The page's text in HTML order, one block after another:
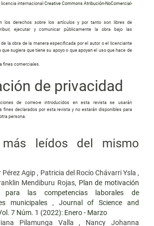
internacionalCreative Commons Atribución-NoComercial-
los derechos sobre los artículos y por tanto son libres de
ejecutar y comunicar públicamente la obra bajo las
la obra de la manera especificada por el autor o el licenciante
que sugiera que tiene su apoyo o que apoyan el uso que hace de
fines comerciales.
de privacidad
de correo-e introducidos en esta revista se usarán
fines declarados por esta revista y no estarán disponibles para
persona.
leídos del mismo
Pérez Agip , Patricia del Rocío Chávarri Ysla ,
Mendiburu Rojas, Plan de motivación
para las competencias laborales de
municipales , Journal of Science and
7 Núm. 1 (2022): Enero - Marzo
Pilamunga Valla , Nancy Johanna